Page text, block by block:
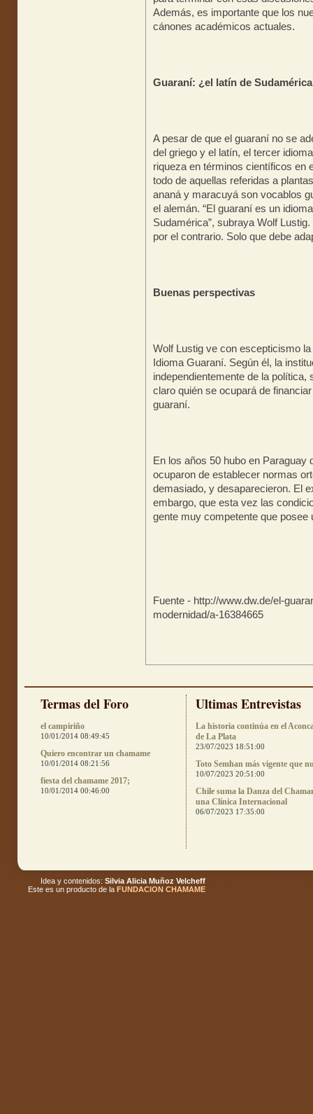
Además, es importante que los
cánones académicos actuales.
Guaraní: ¿el latín de
A pesar de que el guaraní no se
del griego y el latín, el tercer
riqueza en términos científicos en
todo de aquellas referidas a
ananá y maracuyá son vocablos
el alemán. “El guaraní es un
Sudamérica”, subraya Wolf
por el contrario. Solo que debe
Buenas perspectivas
Wolf Lustig ve con escepticismo
Idioma Guaraní. Según él, la
independientemente de la
claro quién se ocupará de
guaraní.
En los años 50 hubo en
ocuparon de establecer normas
demasiado, y desaparecieron. El
embargo, que esta vez las
gente muy competente que posee
Fuente - http://www.dw.de/el-
modernidad/a-16384665
Termas del Foro
el campiriño
10/01/2014 08:49:45
Quiero encontrar un chamame
10/01/2014 08:21:56
fiesta del chamame 2017;
10/01/2014 00:46:00
Ultimas Entrevistas
La historia continúa en el
de La Plata
23/07/2023 18:51:00
Toto Semhan más vigente que
10/07/2023 20:51:00
Chile suma la Danza del
una Clínica Internacional
06/07/2023 17:35:00
Idea y contenidos: Silvia Alicia Muñoz Velcheff
Este es un producto de la FUNDACION CHAMAME